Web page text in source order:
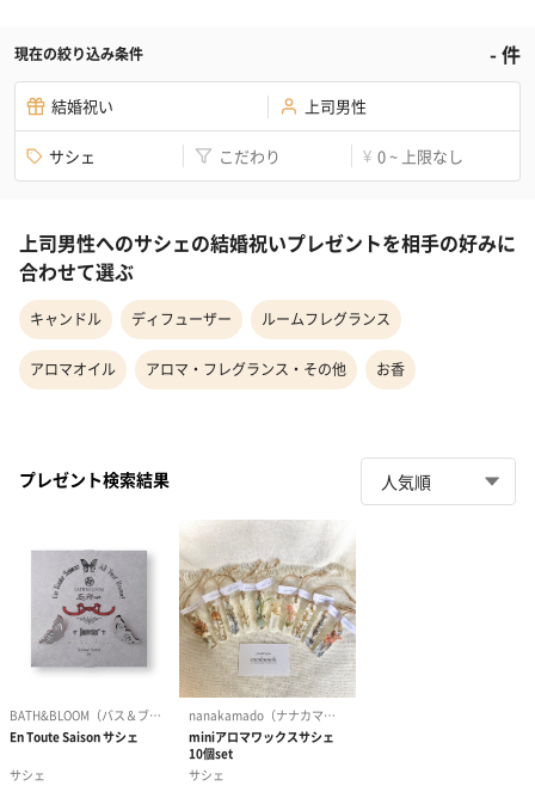
現在の絞り込み条件 -件
結婚祝い 上司男性
サシェ こだわり ¥ 0 ~ 上限なし
上司男性へのサシェの結婚祝いプレゼントを相手の好みに
合わせて選ぶ
キャンドル ディフューザー ルームフレグランス
アロマオイル アロマ・フレグランス・その他 お香
プレゼント検索結果